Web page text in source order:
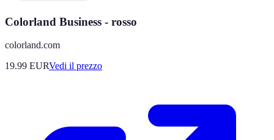
Colorland Business - rosso
colorland.com
19.99 EURVedi il prezzo